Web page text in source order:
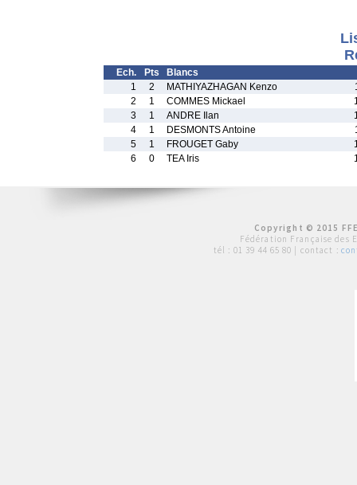
Ech. Pts
Blancs
1
2 MATHIYAZHAGAN Kenzo
2
1 COMMES Mickael
3
1 ANDRE Ilan
4
1 DESMONTS Antoine
5
1 FROUGET Gaby
6
0 TEA Iris
Copyright © 2015
Fédération Française des
tél : 01 39 44 65 80 | contact :